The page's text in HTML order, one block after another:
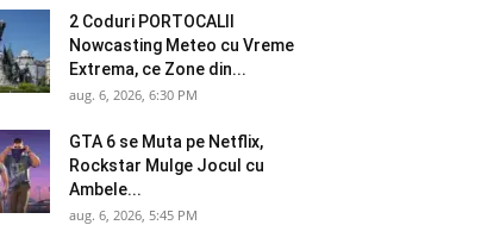
2 Coduri PORTOCALII
Nowcasting Meteo cu Vreme
Extrema, ce Zone din...
aug. 6, 2026, 6:30 PM
GTA 6 se Muta pe Netflix,
Rockstar Mulge Jocul cu
Ambele...
aug. 6, 2026, 5:45 PM